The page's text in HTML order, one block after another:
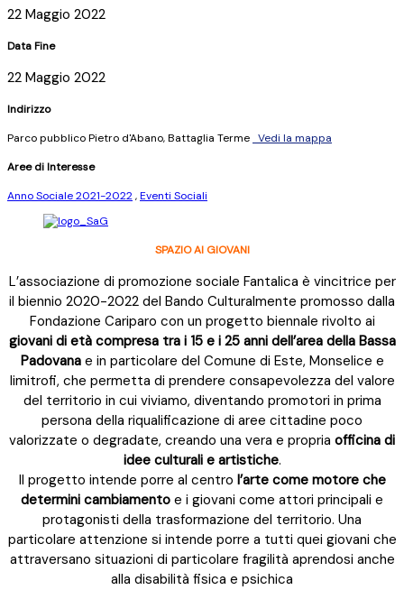
22 Maggio 2022
Data Fine
22 Maggio 2022
Indirizzo
Parco pubblico Pietro d'Abano, Battaglia Terme Vedi la mappa
Aree di Interesse
Anno Sociale 2021-2022,Eventi Sociali
SPAZIO AI GIOVANI
L’associazione di promozione sociale Fantalica è vincitrice per
il biennio 2020-2022 del Bando Culturalmente promosso dalla
Fondazione Cariparo con un progetto biennale rivolto ai
giovani di età compresa tra i 15 e i 25 anni dell’area della Bassa
Padovanae in particolare del Comune di Este, Monselice e
limitrofi, che permetta di prendere consapevolezza del valore
del territorio in cui viviamo, diventando promotori in prima
persona della riqualificazione di aree cittadine poco
valorizzate o degradate, creando una vera e propria officina di
idee culturali e artistiche.
Il progetto intende porre al centro l’arte come motore che
determini cambiamento e i giovani come attori principali e
protagonisti della trasformazione del territorio. Una
particolare attenzione si intende porre a tutti quei giovani che
attraversano situazioni di particolare fragilità aprendosi anche
alla disabilità fisica e psichica